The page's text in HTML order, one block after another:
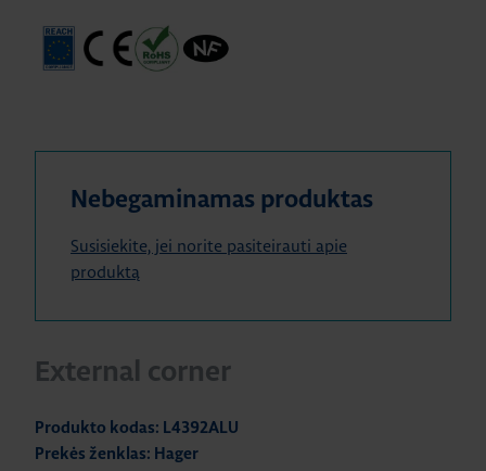
Nebegaminamas produktas
Susisiekite, jei norite pasiteirauti apie
produktą
External corner
Produkto kodas: L4392ALU
Prekės ženklas: Hager